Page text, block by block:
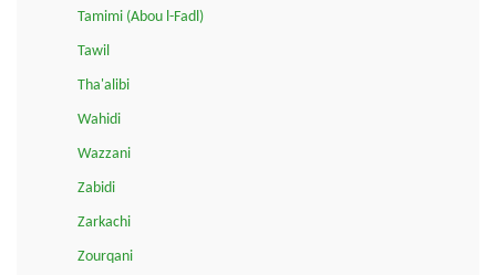
Tamimi (Abou l-Fadl)
Tawil
Tha'alibi
Wahidi
Wazzani
Zabidi
Zarkachi
Zourqani